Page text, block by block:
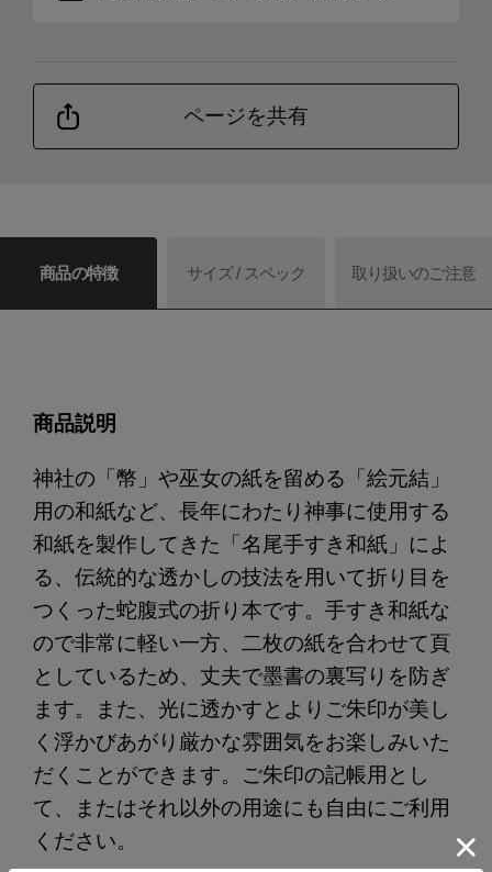
ページを共有
商品の特徴 サイズ / スペック 取り扱いのご注意
商品説明
神社の「幣」や巫女の紙を留める「絵元結」
用の和紙など、長年にわたり神事に使用する
和紙を製作してきた「名尾手すき和紙」によ
る、伝統的な透かしの技法を用いて折り目を
つくった蛇腹式の折り本です。手すき和紙な
ので非常に軽い一方、二枚の紙を合わせて頁
としているため、丈夫で墨書の裏写りを防ぎ
ます。また、光に透かすとよりご朱印が美し
く浮かびあがり厳かな雰囲気をお楽しみいた
だくことができます。ご朱印の記帳用とし
て、またはそれ以外の用途にも自由にご利用
ください。